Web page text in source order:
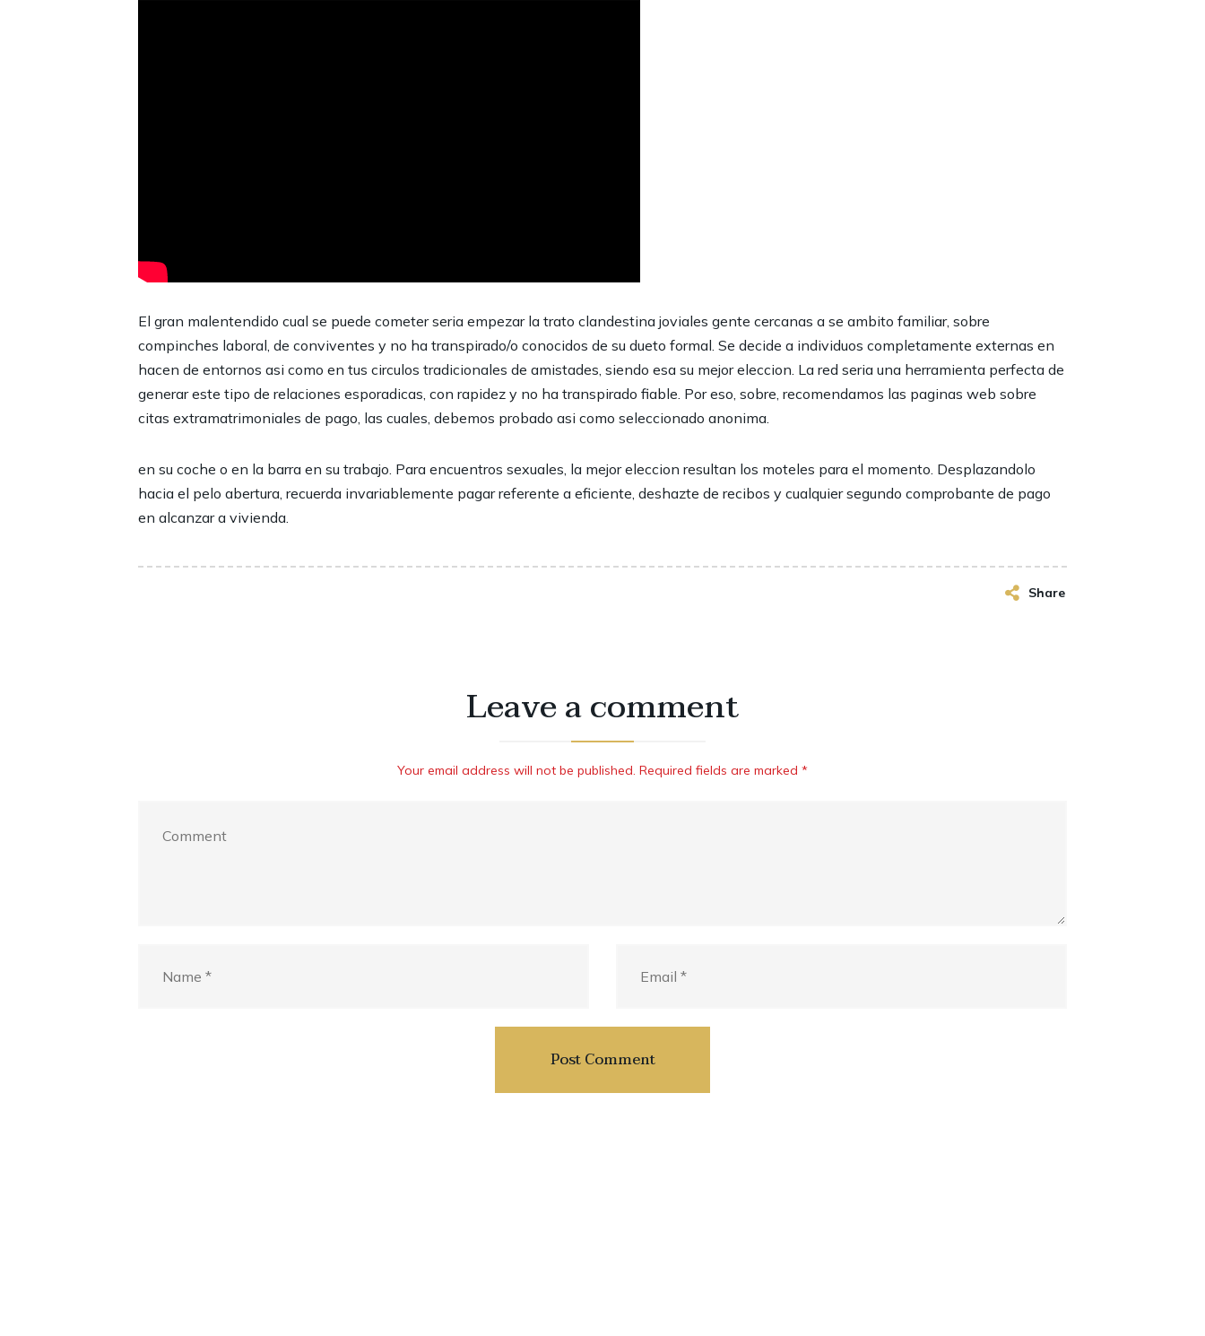
El gran malentendido cual se puede cometer seria empezar la trato clandestina joviales gente cercanas a se ambito familiar, sobre
compinches laboral, de conviventes y no ha transpirado/o conocidos de su dueto formal. Se decide a individuos completamente externas en
hacen de entornos asi como en tus circulos tradicionales de amistades, siendo esa su mejor eleccion. La red seria una herramienta perfecta de
generar este tipo de relaciones esporadicas, con rapidez y no ha transpirado fiable. Por eso, sobre, recomendamos las paginas web sobre
citas extramatrimoniales de pago, las cuales, debemos probado asi como seleccionado anonima.
en su coche o en la barra en su trabajo. Para encuentros sexuales, la mejor eleccion resultan los moteles para el momento. Desplazandolo
hacia el pelo abertura, recuerda invariablemente pagar referente a eficiente, deshazte de recibos y cualquier segundo comprobante de pago
en alcanzar a vivienda.
Share
Leave a comment
Your email address will not be published. Required fields are marked *